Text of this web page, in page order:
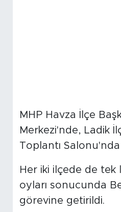
MHP Havza İlçe
Merkezi'nde, Ladik
Toplantı Salonu'nda
Her iki ilçede de
oyları sonucunda
görevine getirildi.